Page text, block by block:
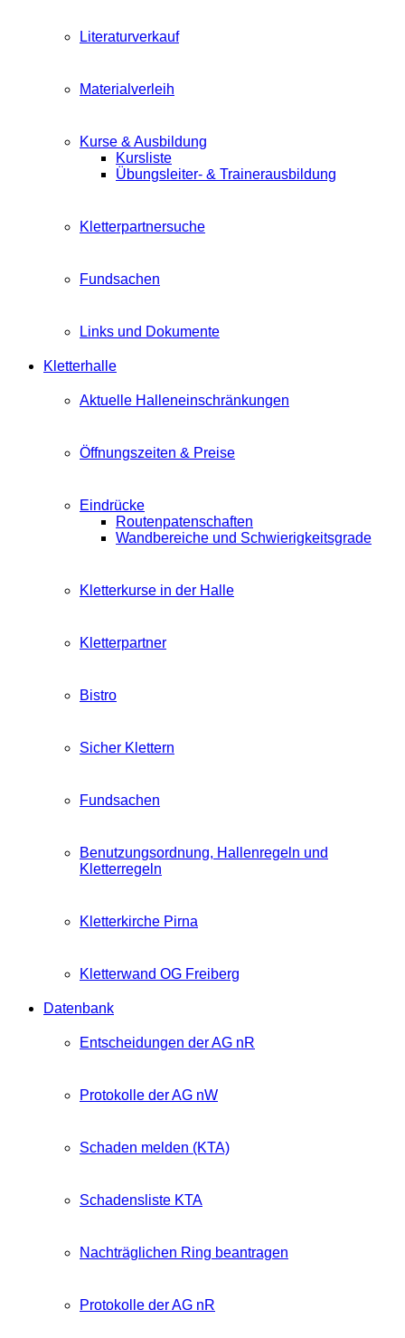
Literaturverkauf
Materialverleih
Kurse & Ausbildung
Kursliste
Übungsleiter- & Trainerausbildung
Kletterpartnersuche
Fundsachen
Links und Dokumente
Kletterhalle
Aktuelle Halleneinschränkungen
Öffnungszeiten & Preise
Eindrücke
Routenpatenschaften
Wandbereiche und Schwierigkeitsgrade
Kletterkurse in der Halle
Kletterpartner
Bistro
Sicher Klettern
Fundsachen
Benutzungsordnung, Hallenregeln und
Kletterregeln
Kletterkirche Pirna
Kletterwand OG Freiberg
Datenbank
Entscheidungen der AG nR
Protokolle der AG nW
Schaden melden (KTA)
Schadensliste KTA
Nachträglichen Ring beantragen
Protokolle der AG nR